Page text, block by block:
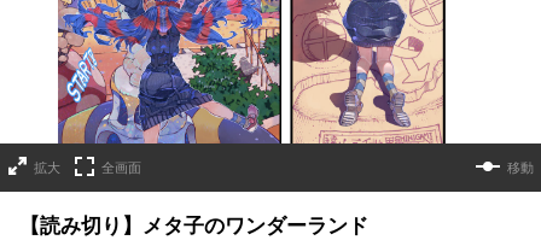
拡大 全画面 移動
【読み切り】メタ子のワンダーランド